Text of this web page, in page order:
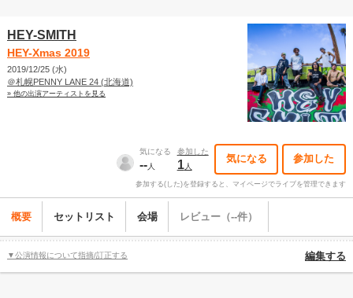
HEY-SMITH
HEY-Xmas 2019
2019/12/25 (水)
＠札幌PENNY LANE 24 (北海道)
» 他の出演アーティストを見る
気になる
--人
参加した
1人
気になる 参加した
参加する(した)を登録すると、マイページでライブを管理できます
概要 セットリスト 会場 レビュー（--件）
▼公演情報について指摘/訂正する 編集する